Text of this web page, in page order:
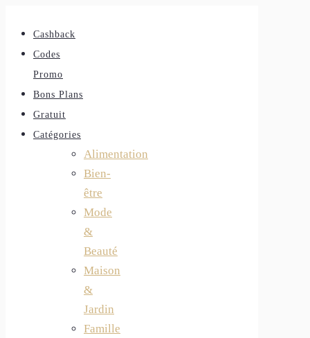
Cashback
Codes
Promo
Bons Plans
Gratuit
Catégories
Alimentation
Bien-
être
Mode
&
Beauté
Maison
&
Jardin
Famille